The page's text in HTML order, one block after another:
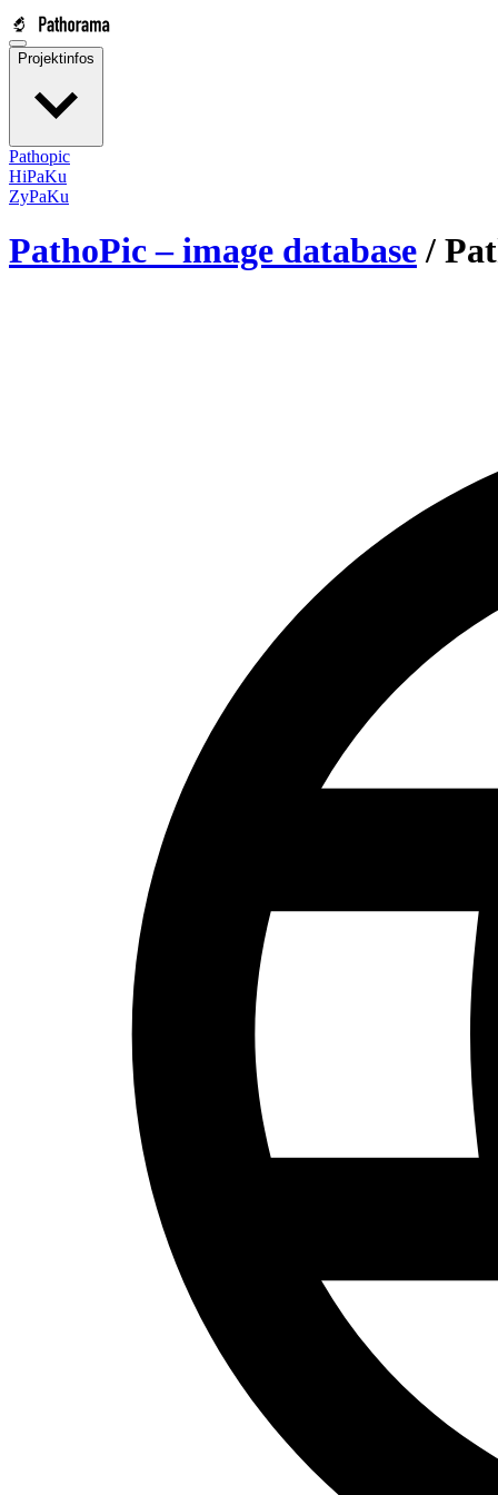
Projektinfos
Pathopic
HiPaKu
ZyPaKu
PathoPic – image database /